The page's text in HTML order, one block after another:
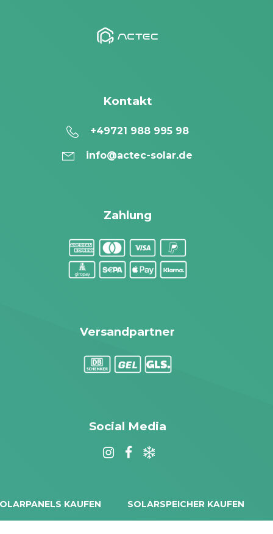
Kontakt
+49721 988 995 98
info@actec-solar.de
Zahlung
Versandpartner
Social Media
KAUFEN
SOLARSPEICHER KAUFEN